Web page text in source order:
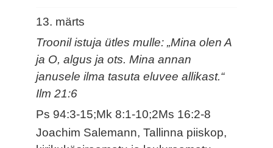
13. märts
Troonil istuja ütles mulle: „Mina olen A
ja O, algus ja ots. Mina annan
janusele ilma tasuta eluvee allikast.“
Ilm 21:6
Ps 94:3-15;Mk 8:1-10;2Ms 16:2-8
Joachim Salemann, Tallinna piiskop,